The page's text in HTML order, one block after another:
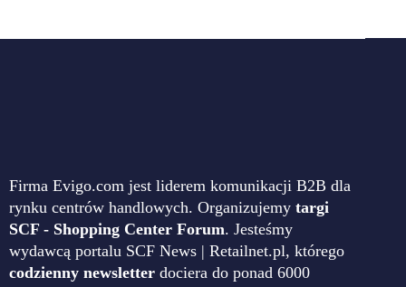
Firma Evigo.com jest liderem komunikacji B2B dla
rynku centrów handlowych. Organizujemy targi
SCF - Shopping Center Forum. Jesteśmy
wydawcą portalu SCF News | Retailnet.pl, którego
codzienny newsletter dociera do ponad 6000